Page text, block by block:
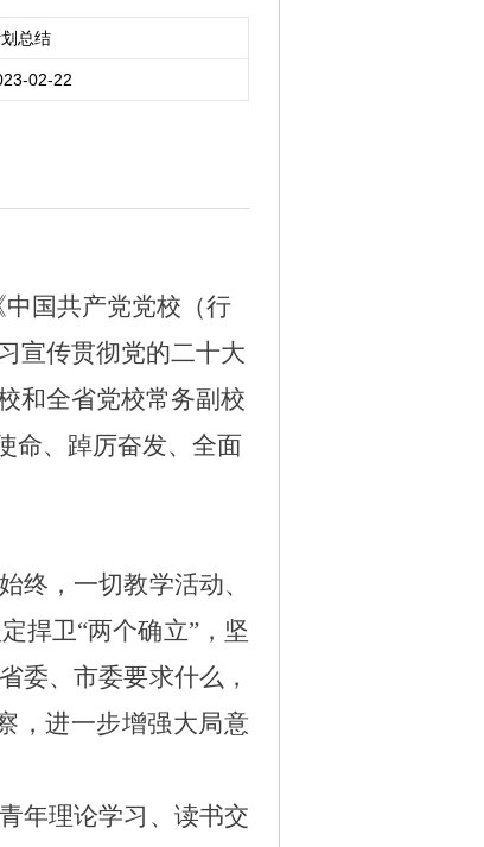
总结
02-22
国共产党党校（行
宣传贯彻党的二十大
和全省党校常务副校
命、踔厉奋发、全面
终，一切教学活动、
捍卫“两个确立”，坚
委、市委要求什么，
，进一步增强大局意
年理论学习、读书交